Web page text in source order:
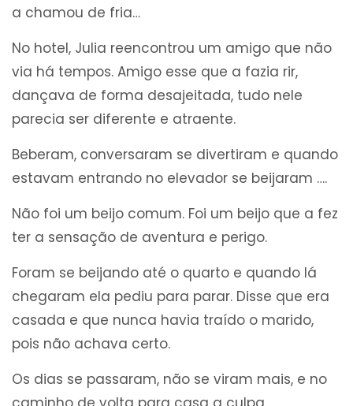
a chamou de fria…
No hotel, Julia reencontrou um amigo que não
via há tempos. Amigo esse que a fazia rir,
dançava de forma desajeitada, tudo nele
parecia ser diferente e atraente.
Beberam, conversaram se divertiram e quando
estavam entrando no elevador se beijaram ….
Não foi um beijo comum. Foi um beijo que a fez
ter a sensação de aventura e perigo.
Foram se beijando até o quarto e quando lá
chegaram ela pediu para parar. Disse que era
casada e que nunca havia traído o marido,
pois não achava certo.
Os dias se passaram, não se viram mais, e no